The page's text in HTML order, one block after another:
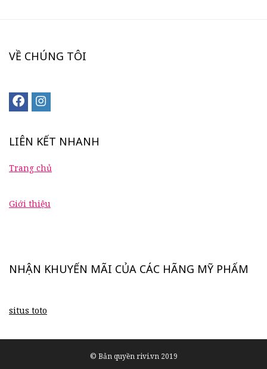
VỀ CHÚNG TÔI
LIÊN KẾT NHANH
Trang chủ
Giới thiệu
NHẬN KHUYẾN MÃI CỦA CÁC HÃNG MỸ PHẨM
situs toto
© Bản quyền rivi.vn 2019